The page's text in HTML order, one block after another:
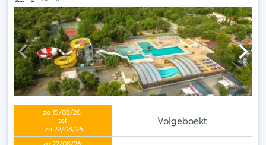
Volgeboekt